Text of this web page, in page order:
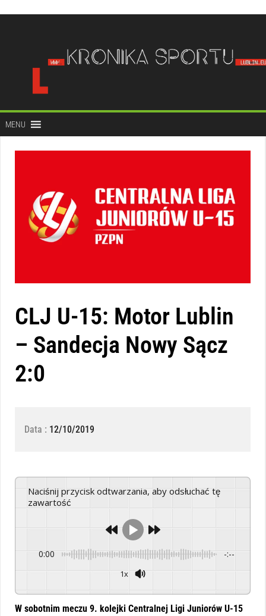
treści
MENU
CLJ U-15: Motor Lublin
– Sandecja Nowy Sącz
2:0
Data : 12/10/2019
Naciśnij przycisk odtwarzania, aby odsłuchać tę
zawartość
0:00 -:--
1x
W sobotnim meczu 9. kolejki Centralnej Ligi Juniorów U-15